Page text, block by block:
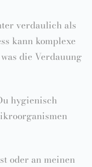
verdaulich als
kann komplexe
die Verdauung
hygienisch
oder an meinen